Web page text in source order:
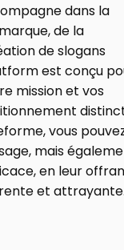
dans la
de la
de slogans
est conçu
mission et vos
vous
mais
en leur
et